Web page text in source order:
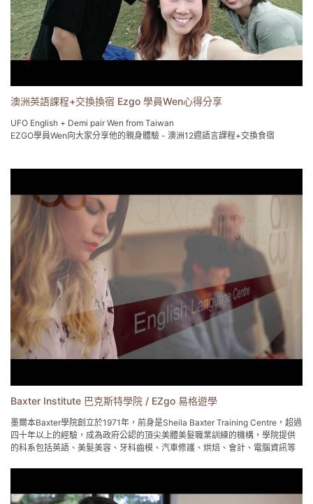
澳洲英語課程+交換換宿 Ezgo 學員Wen心得分享
UFO English + Demi pair Wen from Taiwan
EZGO學員Wen向大家分享他的親身體驗 - 澳洲12週語言課程+交換食宿
來當作互換的另類文化體驗。
Wen同時也用文字記錄她的學習心得
http://www.ezgoabroad.com.tw/experienceofdemipair/
易格遊學 澳洲遊學/海外遊學專家'
0800-558-289
www.EzgoAbroad.com.tw
service@ezgoabroad.com.tw
Baxter Institute 巴克斯特學院 / EZgo 易格遊學
墨爾本Baxter學院創立於1971年，前身是Sheila Baxter Training Centre，超過
四十年以上的經驗，成為政府公認的頂尖美體美髮職業訓練的機構，學院提供
的科系包括英語、美髮美容、牙科齒模、汽車修護、烘焙、會計、電腦資訊等
易格遊學 菲律賓遊學/澳洲遊學/海外遊學專家